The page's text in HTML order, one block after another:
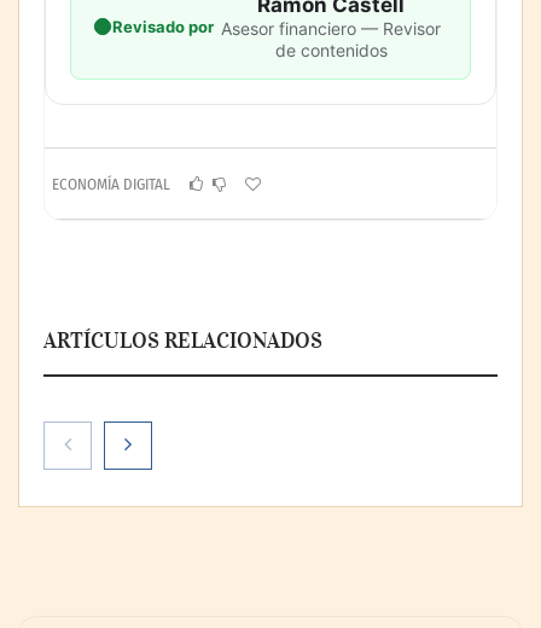
Revisado por
Ramón Castell
Asesor financiero — Revisor
de contenidos
ECONOMÍA DIGITAL
ARTÍCULOS RELACIONADOS